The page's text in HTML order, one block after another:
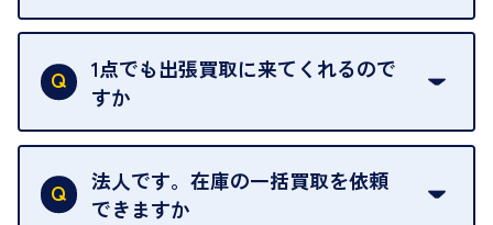
ご訪問可能時間は、10時から19時です。
ただし、お品物の種類や量によっては対応させてい
ただくことがあります。
1点でも出張買取に来てくれるので
すか
はい。1点でもお伺いします。
法人です。在庫の一括買取を依頼
できますか